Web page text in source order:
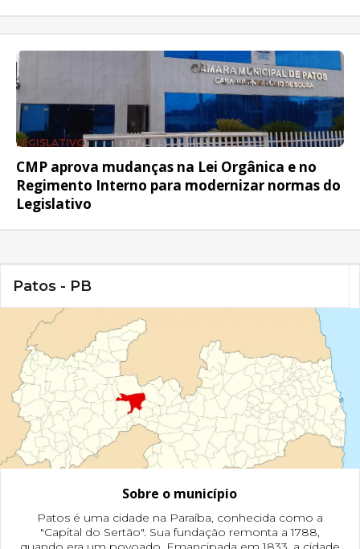
LEGISLATIVO
CMP aprova mudanças na Lei Orgânica e no
Regimento Interno para modernizar normas do
Legislativo
Patos - PB
Sobre o município
Patos é uma cidade na Paraíba, conhecida como a
"Capital do Sertão". Sua fundação remonta a 1788,